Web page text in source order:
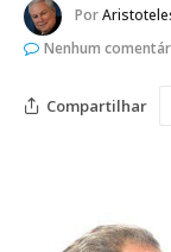
Por
Nenhum
Compartilhar